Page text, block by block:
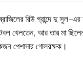
রিউ গ্রান্দে দু সুল-
খেলতেন, আর তার মা
পেশাদার গোলরক্ষক।